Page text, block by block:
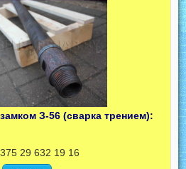
З-56 (сварка трением):
29 632 19 16